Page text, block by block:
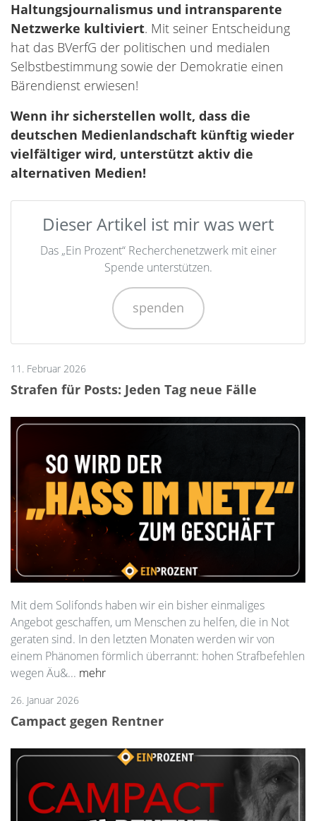
Haltungsjournalismus und intransparente
Netzwerke kultiviert. Mit seiner Entscheidung
hat das BVerfG der politischen und medialen
Selbstbestimmung sowie der Demokratie einen
Bärendienst erwiesen!
Wenn ihr sicherstellen wollt, dass die
deutschen Medienlandschaft künftig wieder
vielfältiger wird, unterstützt aktiv die
alternativen Medien!
Dieser Artikel ist mir was wert
Das „Ein Prozent“ Recherchenetzwerk mit einer
Spende unterstützen.
spenden
11. Februar 2026
Strafen für Posts: Jeden Tag neue Fälle
Mit dem Solifonds haben wir ein bisher einmaliges
Angebot geschaffen, um Menschen zu helfen, die in Not
geraten sind. In den letzten Monaten werden wir von
einem Phänomen förmlich überrannt: hohen Strafbefehlen
wegen Äu&... mehr
26. Januar 2026
Campact gegen Rentner